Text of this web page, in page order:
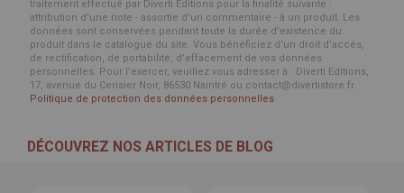
traitement effectué par Diverti Editions pour la finalité suivante :
attribution d'une note - assortie d'un commentaire - à un produit. Les
données sont conservées pendant toute la durée d'existence du
produit dans le catalogue du site. Vous bénéficiez d’un droit d’accès,
de rectification, de portabilité, d’effacement de vos données
personnelles. Pour l’exercer, veuillez vous adresser à : Diverti Editions,
17, avenue du Cerisier Noir, 86530 Naintré ou contact@divertistore.fr.
Politique de protection des données personnelles
DÉCOUVREZ NOS ARTICLES DE BLOG